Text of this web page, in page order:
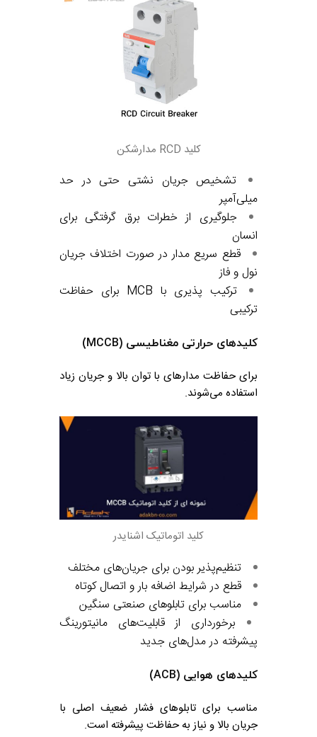
کلید RCD مدارشکن
تشخیص جریان نشتی حتی در حد
میلی‌آمپر
جلوگیری از خطرات برق گرفتگی برای
انسان
قطع سریع مدار در صورت اختلاف جریان
نول و فاز
ترکیب پذیری با MCB برای حفاظت
ترکیبی
کلیدهای حرارتی مغناطیسی (MCCB)
برای حفاظت مدارهای با توان بالا و جریان زیاد
استفاده می‌شوند.
کلید اتوماتیک اشنایدر
تنظیم‌پذیر بودن برای جریان‌های مختلف
قطع در شرایط اضافه بار و اتصال کوتاه
مناسب برای تابلوهای صنعتی سنگین
برخورداری از قابلیت‌های مانیتورینگ
پیشرفته در مدل‌های جدید
کلیدهای هوایی (ACB)
مناسب برای تابلوهای فشار ضعیف اصلی با
جریان بالا و نیاز به حفاظت پیشرفته است.